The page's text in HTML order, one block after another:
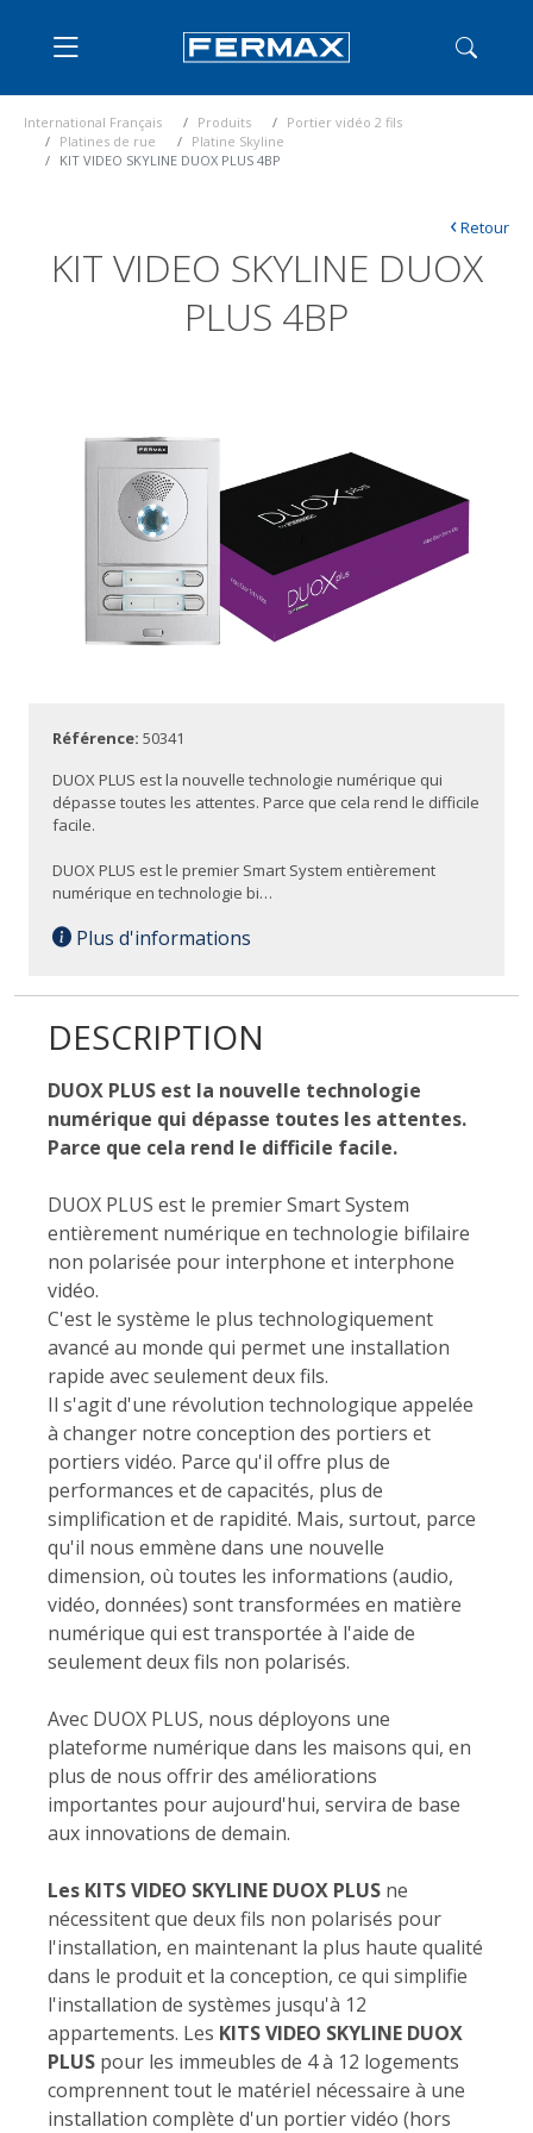
International Français Produits
Portier vidéo 2 fils
Platines de rue
Platine Skyline
KIT VIDEO SKYLINE DUOX PLUS 4BP
KIT VIDEO SKYLINE DUOX
PLUS 4BP
‹Retour
Référence: 50341
DUOX PLUS est la nouvelle technologie numérique qui
dépasse toutes les attentes. Parce que cela rend le difficile
facile.
DUOX PLUS est le premier Smart System entièrement
numérique en technologie bi…
Plus d'informations
DESCRIPTION
DUOX PLUS est la nouvelle technologie
numérique qui dépasse toutes les attentes.
Parce que cela rend le difficile facile.
DUOX PLUS est le premier Smart System
entièrement numérique en technologie bifilaire
non polarisée pour interphone et interphone
vidéo.
C'est le système le plus technologiquement
avancé au monde qui permet une installation
rapide avec seulement deux fils.
Il s'agit d'une révolution technologique appelée
à changer notre conception des portiers et
portiers vidéo. Parce qu'il offre plus de
performances et de capacités, plus de
simplification et de rapidité. Mais, surtout, parce
qu'il nous emmène dans une nouvelle
dimension, où toutes les informations (audio,
vidéo, données) sont transformées en matière
numérique qui est transportée à l'aide de
seulement deux fils non polarisés.
Avec DUOX PLUS, nous déployons une
plateforme numérique dans les maisons qui, en
plus de nous offrir des améliorations
importantes pour aujourd'hui, servira de base
aux innovations de demain.
Les KITS VIDEO SKYLINE DUOX PLUS ne
nécessitent que deux fils non polarisés pour
l'installation, en maintenant la plus haute qualité
dans le produit et la conception, ce qui simplifie
l'installation de systèmes jusqu'à 12
appartements. Les KITS VIDEO SKYLINE DUOX
PLUS pour les immeubles de 4 à 12 logements
comprennent tout le matériel nécessaire à une
installation complète d'un portier vidéo (hors